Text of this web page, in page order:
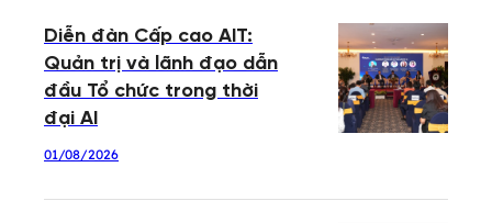
Diễn đàn Cấp cao AIT:
Quản trị và lãnh đạo dẫn
đầu Tổ chức trong thời
đại AI
01/08/2026